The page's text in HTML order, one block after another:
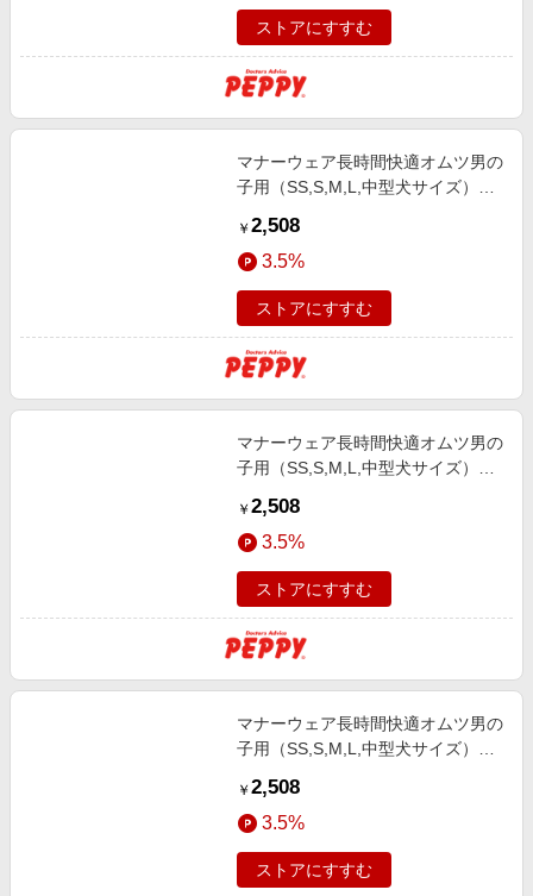
ストアにすすむ
マナーウェア長時間快適オムツ男の
子用（SS,S,M,L,中型犬サイズ）
￥ 2,508
3.5%
ストアにすすむ
マナーウェア長時間快適オムツ男の
子用（SS,S,M,L,中型犬サイズ）
￥ 2,508
3.5%
ストアにすすむ
マナーウェア長時間快適オムツ男の
子用（SS,S,M,L,中型犬サイズ）
￥ 2,508
3.5%
ストアにすすむ